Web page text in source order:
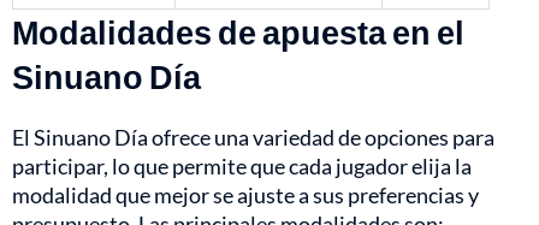
Modalidades de apuesta en el
Sinuano Día
El Sinuano Día ofrece una variedad de opciones para
participar, lo que permite que cada jugador elija la
modalidad que mejor se ajuste a sus preferencias y